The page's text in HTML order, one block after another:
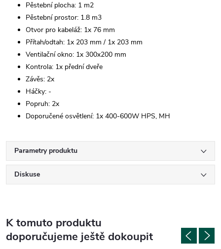
Pěstební plocha: 1 m2
Pěstební prostor: 1.8 m3
Otvor pro kabeláž: 1x 76 mm
Přítah/odtah: 1x 203 mm / 1x 203 mm
Ventilační okno: 1x 300x200 mm
Kontrola: 1x přední dveře
Závěs: 2x
Háčky: -
Popruh: 2x
Doporučené osvětlení: 1x 400-600W HPS, MH
Parametry produktu
Diskuse
K tomuto produktu
doporučujeme ještě dokoupit